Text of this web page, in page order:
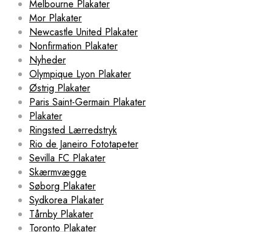
Melbourne Plakater
Mor Plakater
Newcastle United Plakater
Nonfirmation Plakater
Nyheder
Olympique Lyon Plakater
Østrig Plakater
Paris Saint-Germain Plakater
Plakater
Ringsted Lærredstryk
Rio de Janeiro Fototapeter
Sevilla FC Plakater
Skærmvægge
Søborg Plakater
Sydkorea Plakater
Tårnby Plakater
Toronto Plakater